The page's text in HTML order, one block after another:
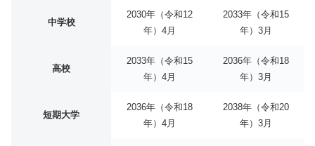
中学校
2030年（令和12
年）4月
2033年（令和15
年）3月
高校
2033年（令和15
年）4月
2036年（令和18
年）3月
短期大学
2036年（令和18
年）4月
2038年（令和20
年）3月